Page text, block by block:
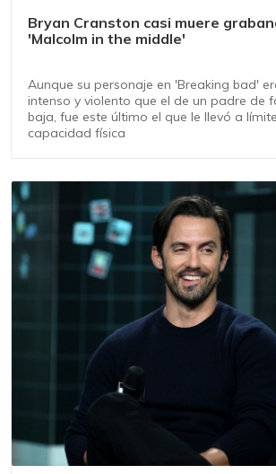
Bryan Cranston casi muere
'Malcolm in the middle'
Aunque su personaje en 'Breaking bad'
intenso y violento que el de un padre de
baja, fue este último el que le llevó a
capacidad física